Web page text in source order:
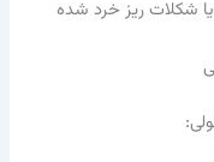
شکلات ریز خرد شده